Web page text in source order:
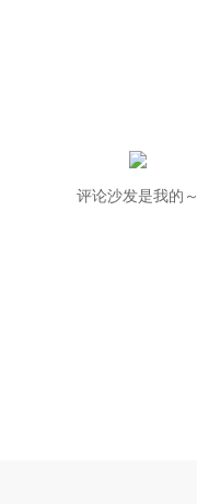
评论沙发是我的～